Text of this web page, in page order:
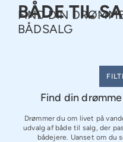
BÅDE TIL
FIND DIN
BÅDSALG
Find din
Drømmer du om livet på
udvalg af både til salg, der
bådejere. Uanset om du